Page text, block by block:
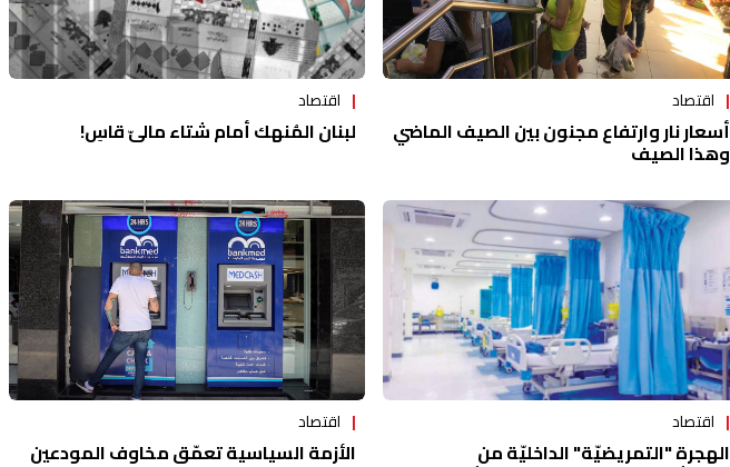
اقتصاد
أسعار نار وارتفاع مجنون بين الصيف الماضي
وهذا الصيف
اقتصاد
لبنان المُنهك أمام شتاء ماليّ قاسٍ!
اقتصاد
الهجرة "التمريضيّة" الداخليّة من
اقتصاد
الأزمة السياسية تعمّق مخاوف المودعين